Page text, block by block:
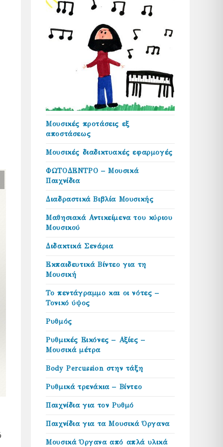
Μουσικές προτάσεις εξ
αποστάσεως
Μουσικές διαδικτυακές εφαρμογές
ΦΩΤΟΔΕΝΤΡΟ – Μουσικά
Παιχνίδια
Διαδραστικά Βιβλία Μουσικής
Μαθησιακά Αντικείμενα του κύριου
Μουσικού
Διδακτικά Σενάρια
Εκπαιδευτικά Βίντεο για τη
Μουσική
Το πεντάγραμμο και οι νότες –
Τονικό ύψος
Ρυθμός
Ρυθμικές Εικόνες – Αξίες –
Μουσικά μέτρα
Body Percussion στην τάξη
Ρυθμικά τρενάκια – Βίντεο
Παιχνίδια για τον Ρυθμό
Παιχνίδια για τα Μουσικά Όργανα
Μουσικά Όργανα από απλά υλικά